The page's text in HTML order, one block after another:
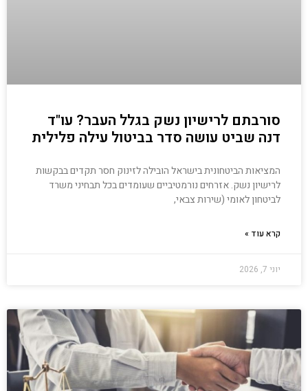
סורבתם לרישיון נשק בגלל העבר? עו"ד
דנה שביט עושה סדר בביטול עילה פלילית
המציאות הביטחונית בישראל הובילה לזינוק חסר תקדים בבקשות
לרישיון נשק. אזרחים נורמטיביים שעומדים בכל תבחיני משרד
לביטחון לאומי (שירות צבאי,
קרא עוד »
יוני 7, 2026